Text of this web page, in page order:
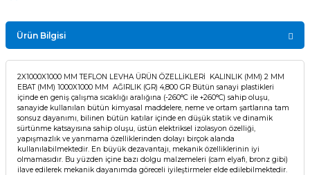
Ürün Bilgisi
2X1000X1000 MM TEFLON LEVHA ÜRÜN ÖZELLİKLERİ KALINLIK (MM) 2 MM
EBAT (MM) 1000X1000 MM AĞIRLIK (GR) 4,800 GR Bütün sanayi plastikleri
içinde en geniş çalışma sıcaklığı aralığına (-260°C ile +260°C) sahip oluşu,
sanayide kullanılan bütün kimyasal maddelere, neme ve ortam şartlarına tam
sonsuz dayanımı, bilinen bütün katılar içinde en düşük statik ve dinamik
sürtünme katsayısına sahip oluşu, üstün elektriksel izolasyon özelliği,
yapışmazlık ve yanmama özelliklerinden dolayı birçok alanda
kullanılabilmektedir. En büyük dezavantajı, mekanik özelliklerinin iyi
olmamasıdır. Bu yüzden içine bazı dolgu malzemeleri (cam elyafı, bronz gibi)
ilave edilerek mekanik dayanımda göreceli iyileştirmeler elde edilebilmektedir.